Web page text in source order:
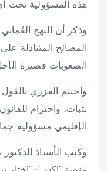
هذه المسؤولية
وذكر أن النهج
المصالح المتبادلة
الصعوبات قصيرة
واختتم العزري
بثبات، واحترام
الإقليمي مسؤولية
وكتب الأستاذ